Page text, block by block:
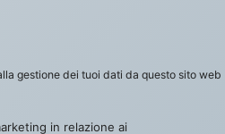
gestione dei tuoi dati da questo sito web
in relazione ai